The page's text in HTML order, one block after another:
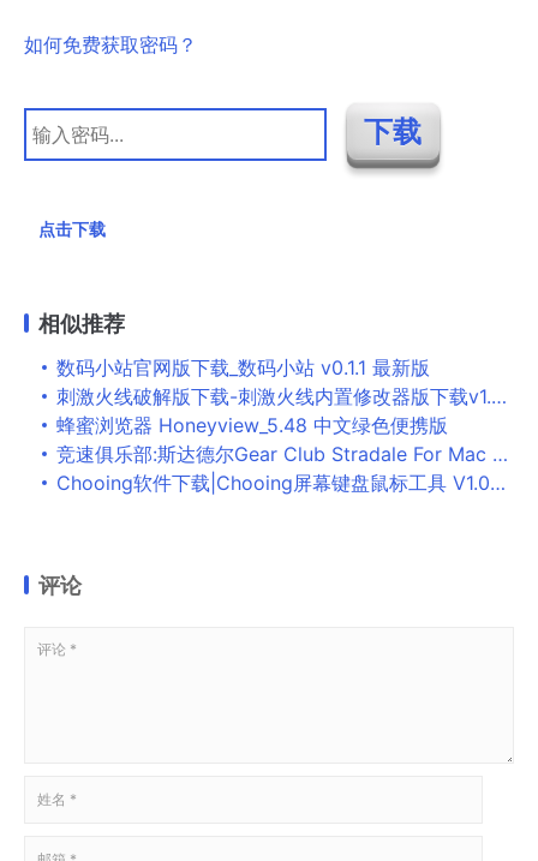
如何免费获取密码？
点击下载
相似推荐
数码小站官网版下载_数码小站 v0.1.1 最新版
刺激火线破解版下载-刺激火线内置修改器版下载v1.0.4无敌版
蜂蜜浏览器 Honeyview_5.48 中文绿色便携版
竞速俱乐部:斯达德尔Gear Club Stradale For Mac v1.16.1 赛车游戏中文版
Chooing软件下载|Chooing屏幕键盘鼠标工具 V1.0官方版下载
评论